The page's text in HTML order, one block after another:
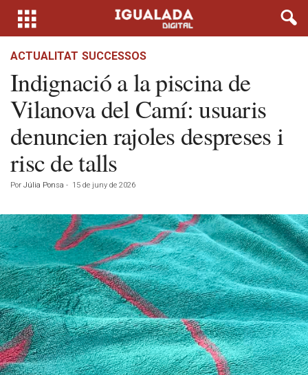
ACTUALITAT SUCCESSOS
Indignació a la piscina de
Vilanova del Camí: usuaris
denuncien rajoles despreses i
risc de talls
Por Júlia Ponsa - 15 de juny de 2026